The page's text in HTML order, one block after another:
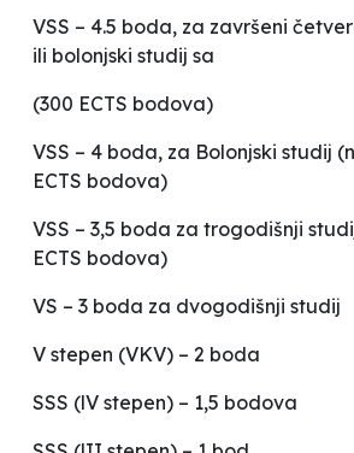
VSS – 4.5 boda, za završeni
ili bolonjski studij sa
(300 ECTS bodova)
VSS – 4 boda, za Bolonjski studij
ECTS bodova)
VSS – 3,5 boda za trogodišnji
ECTS bodova)
VS – 3 boda za dvogodišnji studij
V stepen (VKV) – 2 boda
SSS (lV stepen) – 1,5 bodova